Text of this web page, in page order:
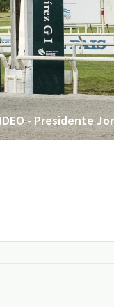
- Presidente